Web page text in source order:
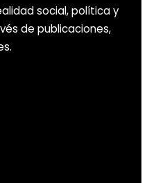
social, política y
de publicaciones,